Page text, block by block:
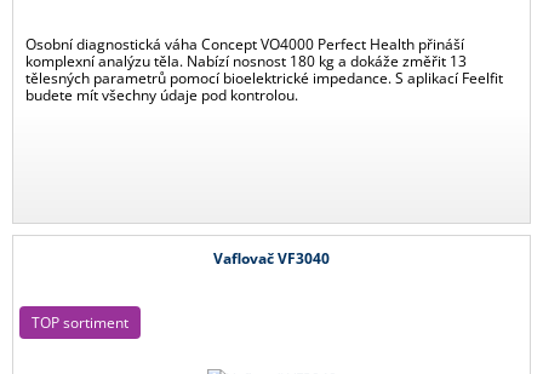
Osobní diagnostická váha Concept VO4000 Perfect Health přináší
komplexní analýzu těla. Nabízí nosnost 180 kg a dokáže změřit 13
tělesných parametrů pomocí bioelektrické impedance. S aplikací Feelfit
budete mít všechny údaje pod kontrolou.
Vaflovač VF3040
TOP sortiment